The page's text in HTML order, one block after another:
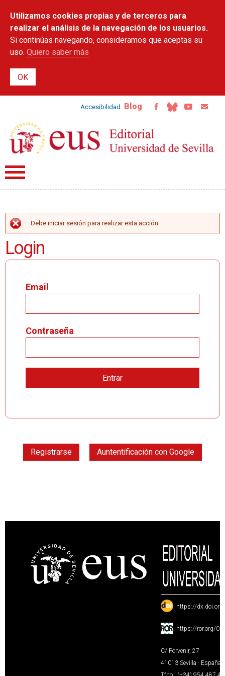
contenido
principal
Utilizamos cookies propias y de terceros para
realizar el análisis de la navegación de los usuarios.
Si continúas navegando, consideramos que aceptas su
uso. Quiero saber más
Accesibilidad Blog
MENSAJE DE ERROR
Debe iniciar sesión para realizar esta acción
Login
Email
Contraseña
Registrarse Auntentificación con Google
: https://
: https://ror.org/
C/ Porvenir, 27
41013 Sevilla · España